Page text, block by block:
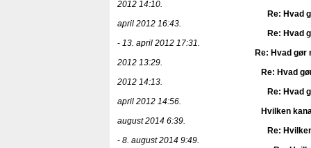
2012 14:10.
Re: Hvad
april 2012 16:43.
Re: Hvad
- 13. april 2012 17:31.
Re: Hvad gør
2012 13:29.
Re: Hvad
2012 14:13.
Re: Hvad
april 2012 14:56.
Hvilken
august 2014 6:39.
Re:
- 8. august 2014 9:49.